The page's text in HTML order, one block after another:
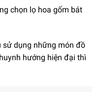
chọn lọ hoa gốm bát
sử dụng những món đồ
hướng hiện đại thì